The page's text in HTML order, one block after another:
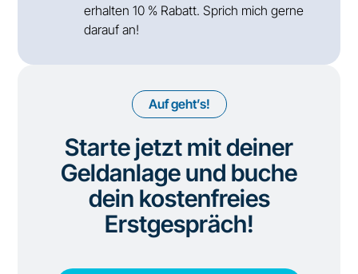
erhalten 10 % Rabatt. Sprich mich gerne
darauf an!
Auf geht’s!
Starte jetzt mit deiner
Geldanlage und buche
dein kostenfreies
Erstgespräch!